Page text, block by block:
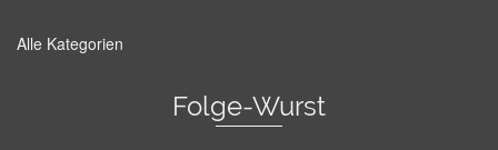
Alle Kategorien
Folge-Wurst